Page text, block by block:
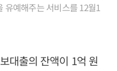
예해주는 서비스를 12월1
대출의 잔액이 1억 원